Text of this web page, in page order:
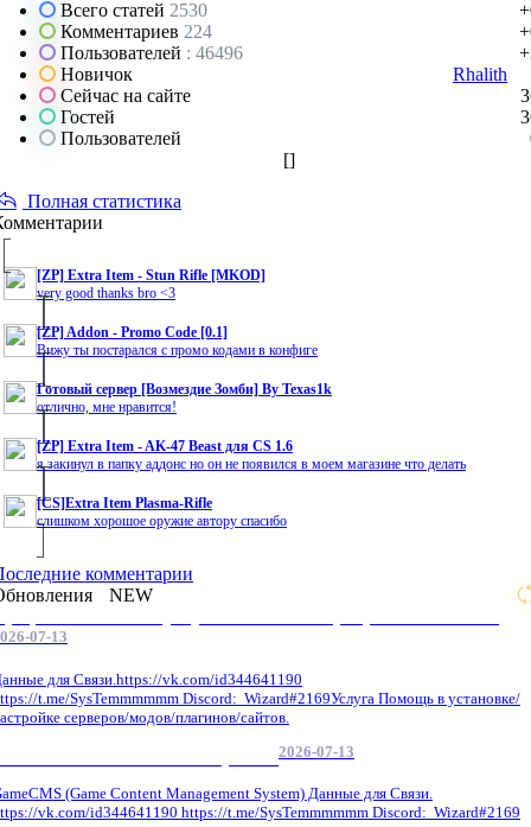
Всего статей 2530
Комментариев 224
Пользователей : 46496
Новичок
Rhalith
Сейчас на сайте
Гостей
Пользователей
[]
Полная статистика
[ZP] Extra Item - Stun Rifle [MKOD]
very good thanks bro <3
[ZP] Addon - Promo Code [0.1]
Вижу ты постарался с промо кодами в конфиге
Готовый сервер [Возмездие Зомби] By Texas1k
отлично, мне нравится!
[ZP] Extra Item - AK-47 Beast для CS 1.6
я закинул в папку аддонс но он не появился в моем магазине что делать
[CS]Extra Item Plasma-Rifle
слишком хорошое оружие автору спасибо
комментарии
NEW
07-13
для Связи.https://vk.com/id344641190
t.me/SysTemmmmmm Discord: Wizard#2169Услуга Помощь в установке/
серверов/модов/плагинов/сайтов.
2026-07-13
(Game Content Management System) Данные для Связи.
vk.com/id344641190 https://t.me/SysTemmmmmm Discord: Wizard#2169